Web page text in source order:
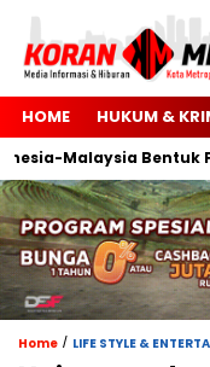
HOME HUKUM &
Malaysia Bentuk
Home / LIFE STYLE &